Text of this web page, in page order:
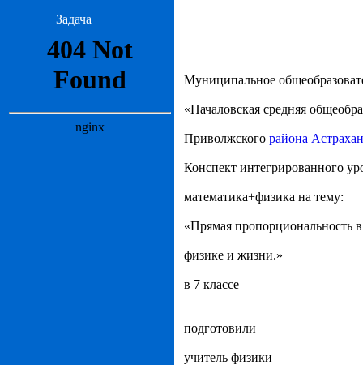
Задача
Муниципальное
«Началовская средняя
Приволжского района
Конспект интегрированного
математика+физика на тему:
«Прямая пропорциональность
физике и жизни.»
в 7 классе
подготовили
учитель физики